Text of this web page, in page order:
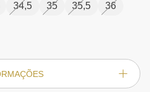
34,5 35 35,5
36